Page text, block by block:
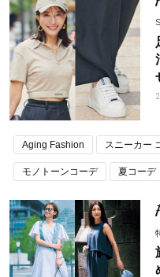
Aging Fashion スニーカー
モノトーンコーデ 夏コーデ